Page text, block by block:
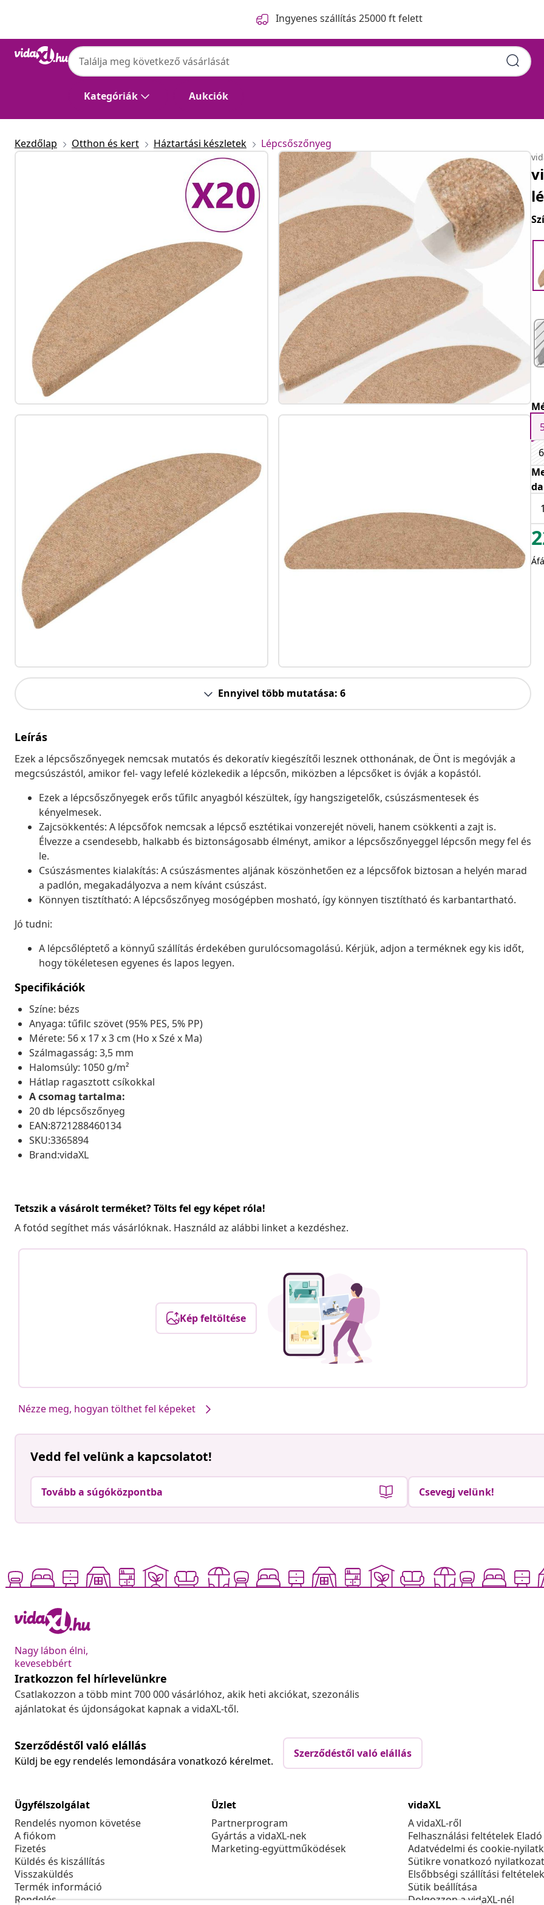
Ingyenes szállítás 25000 ft felett
Kategóriák Aukciók
Kezdőlap Otthon és kert Háztartási készletek Lépcsőszőnyeg
Ennyivel több mutatása: 6
Leírás
Ezek a lépcsőszőnyegek nemcsak mutatós és dekoratív kiegészítői lesznek otthonának, de Önt is megóvják a
megcsúszástól, amikor fel- vagy lefelé közlekedik a lépcsőn, miközben a lépcsőket is óvják a kopástól.
Ezek a lépcsőszőnyegek erős tűfilc anyagból készültek, így hangszigetelők, csúszásmentesek és
kényelmesek.
Zajcsökkentés: A lépcsőfok nemcsak a lépcső esztétikai vonzerejét növeli, hanem csökkenti a zajt is.
Élvezze a csendesebb, halkabb és biztonságosabb élményt, amikor a lépcsőszőnyeggel lépcsőn megy fel és
le.
Csúszásmentes kialakítás: A csúszásmentes aljának köszönhetően ez a lépcsőfok biztosan a helyén marad
a padlón, megakadályozva a nem kívánt csúszást.
Könnyen tisztítható: A lépcsőszőnyeg mosógépben mosható, így könnyen tisztítható és karbantartható.
Jó tudni:
A lépcsőléptető a könnyű szállítás érdekében gurulócsomagolású. Kérjük, adjon a terméknek egy kis időt,
hogy tökéletesen egyenes és lapos legyen.
Specifikációk
Színe: bézs
Anyaga: tűfilc szövet (95% PES, 5% PP)
Mérete: 56 x 17 x 3 cm (Ho x Szé x Ma)
Szálmagasság: 3,5 mm
Halomsúly: 1050 g/m²
Hátlap ragasztott csíkokkal
A csomag tartalma:
20 db lépcsőszőnyeg
EAN:8721288460134
SKU:3365894
Brand:vidaXL
Tetszik a vásárolt terméket? Tölts fel egy képet róla!
A fotód segíthet más vásárlóknak. Használd az alábbi linket a kezdéshez.
Kép feltöltése
Nézze meg, hogyan tölthet fel képeket
Vedd fel velünk a kapcsolatot!
Tovább a súgóközpontba Csevegj velünk!
Nagy lábon élni,
kevesebbért
Iratkozzon fel hírlevelünkre
Csatlakozzon a több mint 700 000 vásárlóhoz, akik heti akciókat, szezonális
ajánlatokat és újdonságokat kapnak a vidaXL-től.
Szerződéstől való elállás
Küldj be egy rendelés lemondására vonatkozó kérelmet.
Szerződéstől való elállás
Ügyfélszolgálat
Rendelés nyomon követése
A fiókom
Fizetés
Küldés és kiszállítás
Visszaküldés
Termék információ
Rendelés
Üzlet
Partnerprogram
Gyártás a vidaXL-nek
Marketing-együttműködések
vidaXL
A vidaXL-ről
Felhasználási feltételek Eladó
Adatvédelmi és cookie-
Sütikre vonatkozó nyilatkozat
Elsőbbségi szállítási feltételek
Sütik beállítása
Dolgozzon a vidaXL-nél